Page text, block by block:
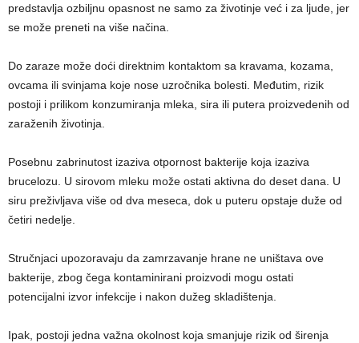
predstavlja ozbiljnu opasnost ne samo za životinje već i za ljude, jer
se može preneti na više načina.
Do zaraze može doći direktnim kontaktom sa kravama, kozama,
ovcama ili svinjama koje nose uzročnika bolesti. Međutim, rizik
postoji i prilikom konzumiranja mleka, sira ili putera proizvedenih od
zaraženih životinja.
Posebnu zabrinutost izaziva otpornost bakterije koja izaziva
brucelozu. U sirovom mleku može ostati aktivna do deset dana. U
siru preživljava više od dva meseca, dok u puteru opstaje duže od
četiri nedelje.
Stručnjaci upozoravaju da zamrzavanje hrane ne uništava ove
bakterije, zbog čega kontaminirani proizvodi mogu ostati
potencijalni izvor infekcije i nakon dužeg skladištenja.
Ipak, postoji jedna važna okolnost koja smanjuje rizik od širenja